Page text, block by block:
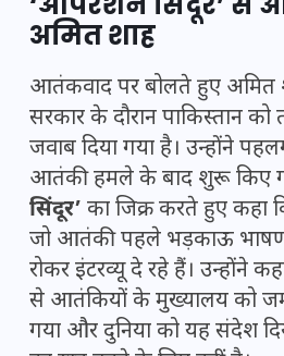
अमित शाह
आतंकवाद पर बोलते हुए अमित
सरकार के दौरान पाकिस्तान को
जवाब दिया गया है। उन्होंने
आतंकी हमले के बाद शुरू किए
सिंदूर’ का जिक्र करते हुए कहा
जो आतंकी पहले भड़काऊ
रोकर इंटरव्यू दे रहे हैं। उन्होंने
से आतंकियों के मुख्यालय को
गया और दुनिया को यह संदेश